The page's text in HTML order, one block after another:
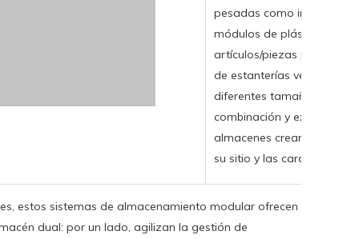
pesadas como inventario
módulos de plástico
artículos/piezas pequeñas
de estanterías versátiles
diferentes tamaños). Su
combinación y expansión
almacenes crear
su sitio y las
estos sistemas de almacenamiento modular ofrecen
dual: por un lado, agilizan la gestión de